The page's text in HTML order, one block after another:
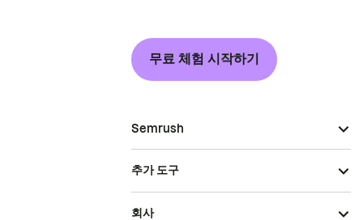
무료 체험 시작하기
Semrush
추가 도구
회사